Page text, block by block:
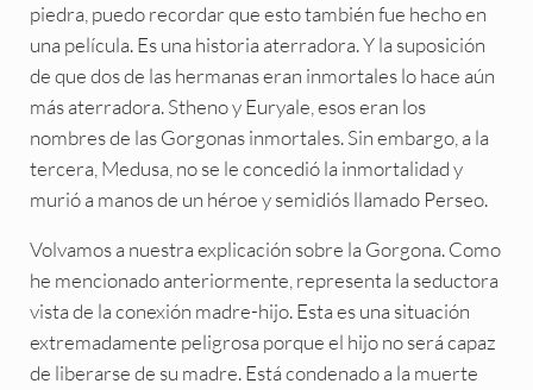
piedra, puedo recordar que esto también fue hecho en
una película. Es una historia aterradora. Y la suposición
de que dos de las hermanas eran inmortales lo hace aún
más aterradora. Stheno y Euryale, esos eran los
nombres de las Gorgonas inmortales. Sin embargo, a la
tercera, Medusa, no se le concedió la inmortalidad y
murió a manos de un héroe y semidiós llamado Perseo.
Volvamos a nuestra explicación sobre la Gorgona. Como
he mencionado anteriormente, representa la seductora
vista de la conexión madre-hijo. Esta es una situación
extremadamente peligrosa porque el hijo no será capaz
de liberarse de su madre. Está condenado a la muerte